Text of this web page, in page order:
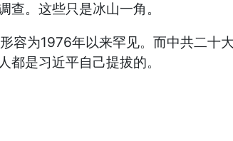
。这些只是冰山一角。
为1976年以来罕见。而中共二十
是习近平自己提拔的。